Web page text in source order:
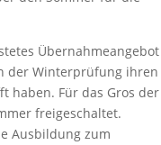
Übernahmeangebot
der Winterprüfung ihren
haben. Für das Gros der
freigeschaltet.
Ausbildung zum